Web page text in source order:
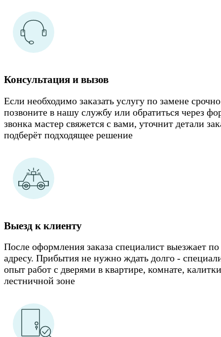
Консультация и вызов
Если необходимо заказать услугу по замене
позвоните в нашу службу или обратиться через
звонка мастер свяжется с вами, уточнит детали
подберёт подходящее решение
Выезд к клиенту
После оформления заказа специалист выезжает
адресу. Прибытия не нужно ждать долго -
опыт работ с дверями в квартире, комнате,
лестничной зоне